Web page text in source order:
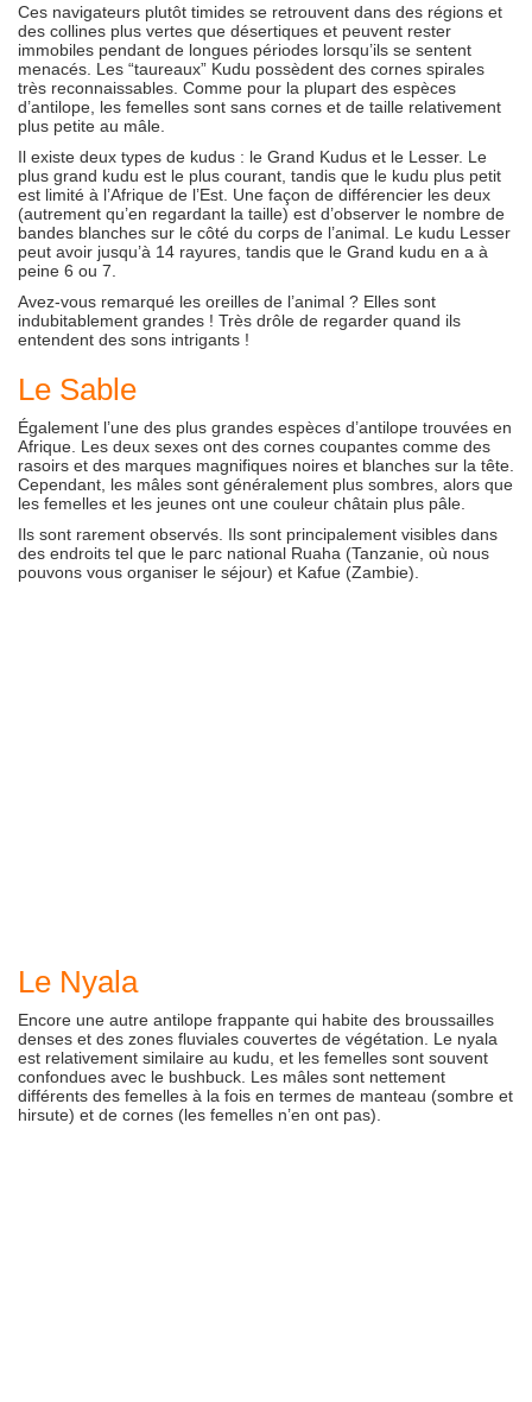
Ces navigateurs plutôt timides se retrouvent dans des régions et
des collines plus vertes que désertiques et peuvent rester
immobiles pendant de longues périodes lorsqu’ils se sentent
menacés. Les “taureaux” Kudu possèdent des cornes spirales
très reconnaissables. Comme pour la plupart des espèces
d’antilope, les femelles sont sans cornes et de taille relativement
plus petite au mâle.
Il existe deux types de kudus : le Grand Kudus et le Lesser. Le
plus grand kudu est le plus courant, tandis que le kudu plus petit
est limité à l’Afrique de l’Est. Une façon de différencier les deux
(autrement qu’en regardant la taille) est d’observer le nombre de
bandes blanches sur le côté du corps de l’animal. Le kudu Lesser
peut avoir jusqu’à 14 rayures, tandis que le Grand kudu en a à
peine 6 ou 7.
Avez-vous remarqué les oreilles de l’animal ? Elles sont
indubitablement grandes ! Très drôle de regarder quand ils
entendent des sons intrigants !
Le Sable
Également l’une des plus grandes espèces d’antilope trouvées en
Afrique. Les deux sexes ont des cornes coupantes comme des
rasoirs et des marques magnifiques noires et blanches sur la tête.
Cependant, les mâles sont généralement plus sombres, alors que
les femelles et les jeunes ont une couleur châtain plus pâle.
Ils sont rarement observés. Ils sont principalement visibles dans
des endroits tel que le parc national Ruaha (Tanzanie, où nous
pouvons vous organiser le séjour) et Kafue (Zambie).
Le Nyala
Encore une autre antilope frappante qui habite des broussailles
denses et des zones fluviales couvertes de végétation. Le nyala
est relativement similaire au kudu, et les femelles sont souvent
confondues avec le bushbuck. Les mâles sont nettement
différents des femelles à la fois en termes de manteau (sombre et
hirsute) et de cornes (les femelles n’en ont pas).